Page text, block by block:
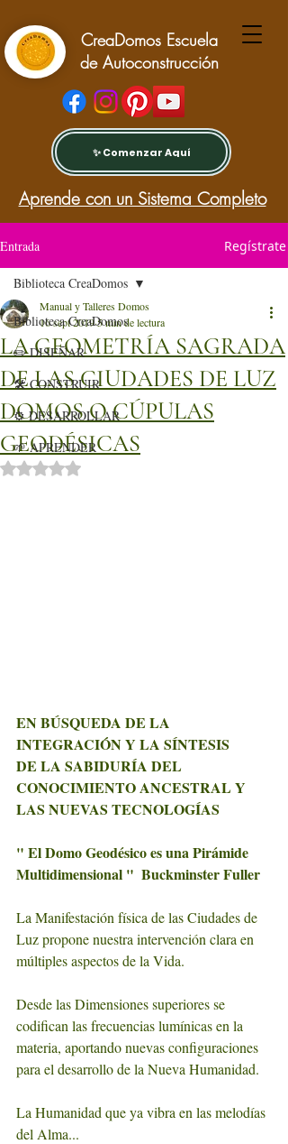
CreaDomos Escuela
de Autoconstrucción
✨ Comenzar Aquí
Aprende con un Sistema Completo
Entrada Regístrate
Biblioteca CreaDomos
✏️ DISEÑAR
🛠️ CONSTRUIR
⚙️ DESARROLLAR
🌱 APRENDER
Biblioteca CreaDomos
LA GEOMETRÍA SAGRADA
DE LAS CIUDADES DE LUZ
DOMOS O CÚPULAS
GEODÉSICAS
Manual y Talleres Domos
16 sept 20195 min de lectura
Obtuvo NaN de 5 estrellas.
EN BÚSQUEDA DE LA
INTEGRACIÓN Y LA SÍNTESIS
DE LA SABIDURÍA DEL
CONOCIMIENTO ANCESTRAL Y
LAS NUEVAS TECNOLOGÍAS
" El Domo Geodésico es una Pirámide
Multidimensional "  Buckminster Fuller
La Manifestación física de las Ciudades de
Luz propone nuestra intervención clara en
múltiples aspectos de la Vida.
Desde las Dimensiones superiores se
codifican las frecuencias lumínicas en la
materia, aportando nuevas configuraciones
para el desarrollo de la Nueva Humanidad.
La Humanidad que ya vibra en las melodías
del Alma...